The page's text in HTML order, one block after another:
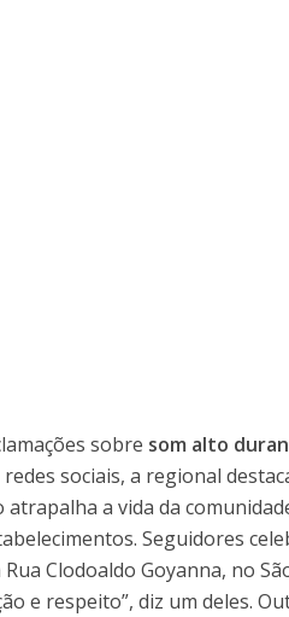
sobre som alto
redes sociais, a regional
a vida da
Seguidores
Clodoaldo Goyanna, no
e respeito”, diz um deles.